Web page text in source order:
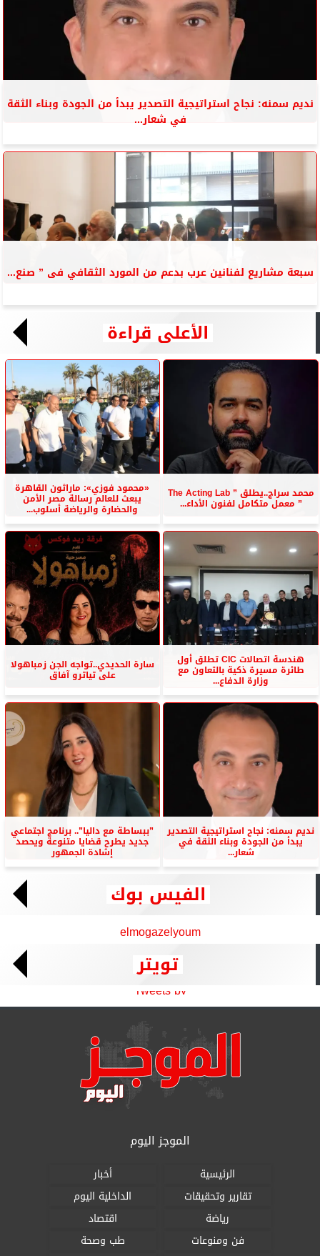
نديم سمنه: نجاح استراتيجية التصدير يبدأ من الجودة وبناء الثقة
في شعار...
سبعة مشاريع لفنانين عرب بدعم من المورد الثقافي فى ” صنع...
الأعلى قراءة
محمد سراج..يطلق ” The Acting Lab
” معمل متكامل لفنون الأداء...
«محمود فوزي»: ماراثون القاهرة
يبعث للعالم رسالة مصر الأمن
والحضارة والرياضة أسلوب...
هندسة اتصالات CIC تطلق أول
طائرة مسيرة ذكية بالتعاون مع
وزارة الدفاع...
سارة الحديدي..تواجه الجن زمباهولا
على تياترو آفاق
نديم سمنه: نجاح استراتيجية التصدير
يبدأ من الجودة وبناء الثقة في
شعار...
”ببساطة مع داليا”.. برنامج اجتماعي
جديد يطرح قضايا متنوعة ويحصد
إشادة الجمهور
الفيس بوك
elmogazelyoum
تويتر
Tweets by
الموجز اليوم
الرئيسية
أخبار
تقارير وتحقيقات
الداخلية اليوم
رياضة
اقتصاد
فن ومنوعات
طب وصحة